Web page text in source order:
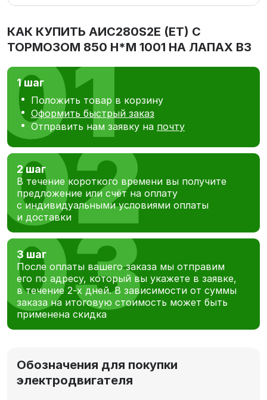
КАК КУПИТЬ AИC280S2Е (ET) С
ТОРМОЗОМ 850 Н*М 1001 НА ЛАПАХ В3
1 шаг
Положить товар в корзину
Оформить быстрый заказ
Отправить нам заявку на почту
2 шаг
В течение короткого времени вы получите
предложение или счёт на оплату
с индивидуальными условиями оплаты
и доставки
3 шаг
После оплаты вашего заказа мы отправим
его по адресу, который вы укажете в заявке,
в течение 2-х дней. В зависимости от суммы
заказа на итоговую стоимость может быть
применена скидка
Обозначения для покупки
электродвигателя